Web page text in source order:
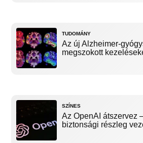
TUDOMÁNY
Az új Alzheimer-
megszokott
SZÍNES
Az OpenAI átszervez
biztonsági részleg